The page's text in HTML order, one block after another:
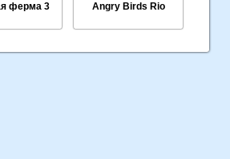
ферма 3 Angry Birds Rio